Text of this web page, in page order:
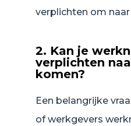
verplichten om
2. Kan je
verplichten
komen?
Een belangrijke
of werkgevers